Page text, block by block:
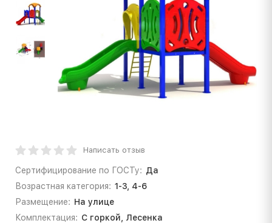
Написать отзыв
Сертифицирование по ГОСТу: Да
Возрастная категория: 1-3, 4-6
Размещение: На улице
Комплектация: С горкой, Лесенка